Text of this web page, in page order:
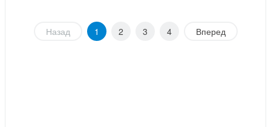
Назад 1 2 3 4 Вперед